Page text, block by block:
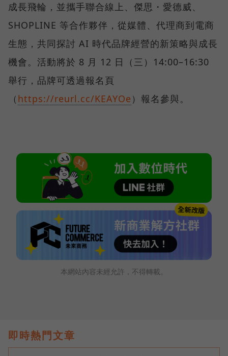
成長飛輪，並攜手聯合線上、傑思・愛德威、
SHOPLINE 等合作夥伴，從媒體、代理商到電商
生態，共同探討 AI 時代品牌經營的新策略與成長
機會。活動將於 8 月 12 日（三）14:00–16:30
舉行，品牌可透過報名頁
（ https://reurl.cc/KEAYOe ）報名參與。
本網站內容未經允許，不得轉載。
即時熱門文章